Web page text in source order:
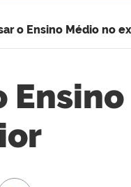
o Ensino Médio no